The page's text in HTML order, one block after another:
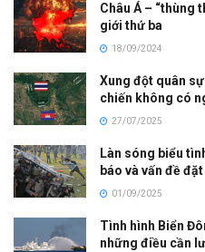
Châu Á – “thùng
giới thứ ba
18/09/2024
Xung đột quân
chiến không có
27/07/2025
Làn sóng biểu
báo và vấn đề
01/09/2025
Tình hình Biển
những điều cần